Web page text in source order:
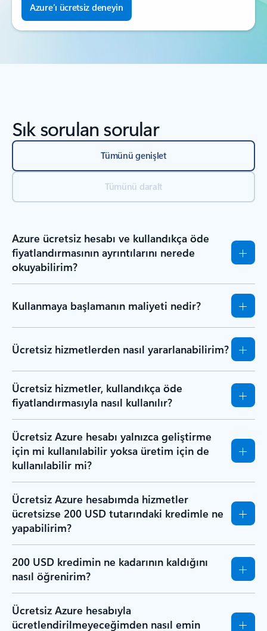
Azure’ı ücretsiz deneyin
Sık sorulan sorular
Tümünü genişlet
Tümünü daralt
Azure ücretsiz hesabı ve kullandıkça öde
fiyatlandırmasının ayrıntılarını nerede
okuyabilirim?
Kullanmaya başlamanın maliyeti nedir?
Ücretsiz hizmetlerden nasıl yararlanabilirim?
Ücretsiz hizmetler, kullandıkça öde
fiyatlandırmasıyla nasıl kullanılır?
Ücretsiz Azure hesabı yalnızca geliştirme
için mi kullanılabilir yoksa üretim için de
kullanılabilir mi?
Ücretsiz Azure hesabımda hizmetler
ücretsizse 200 USD tutarındaki kredimle ne
yapabilirim?
200 USD kredimin ne kadarının kaldığını
nasıl öğrenirim?
Ücretsiz Azure hesabıyla
ücretlendirilmeyeceğimden nasıl emin